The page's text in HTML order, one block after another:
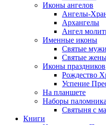
Иконы ангелов
Ангелы-
Архангелы
Ангел
Именные иконы
Святые мужи
Святые
Иконы праздников
Рождество
Успение
На планшете
Наборы паломника
Святыня с
Книги